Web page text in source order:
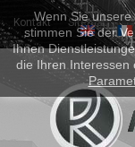
Kontakt Sitemap
Wenn Sie
stimmen Sie der
Ihnen
die Ihren Interessen